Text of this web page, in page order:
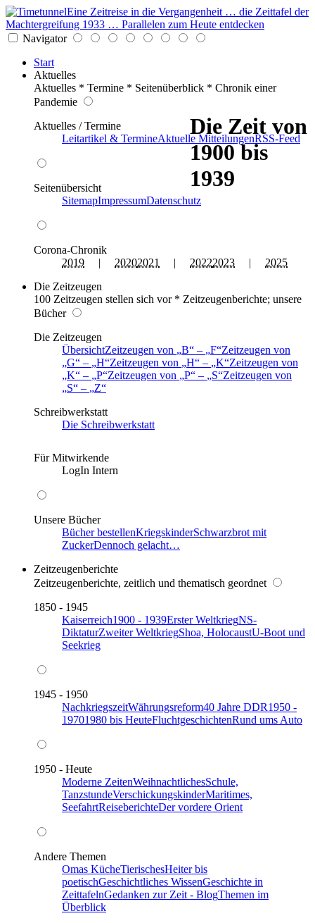
Eine Zeitreise in die Vergangenheit … die Zeittafel der
Machtergreifung 1933 … Parallelen zum Heute entdecken
Navigator
Start
Aktuelles
Aktuelles * Termine * Seitenüberblick * Chronik einer
Pandemie
Aktuelles / Termine
Leitartikel & TermineAktuelle MitteilungenRSS-Feed
Seitenübersicht
SitemapImpressumDatenschutz
Corona-Chronik
2019 | 20202021 | 20222023 | 2025
Die Zeitzeugen
100 Zeitzeugen stellen sich vor * Zeitzeugenberichte; unsere
Bücher
Die Zeitzeugen
ÜbersichtZeitzeugen von B – F Zeitzeugen von
G
– H Zeitzeugen von H – K Zeitzeugen von
K
– P Zeitzeugen von P – S Zeitzeugen von
S
–
Z
Schreibwerkstatt
Die Schreibwerkstatt
Für Mitwirkende
LogIn Intern
Unsere Bücher
Bücher bestellenKriegskinderSchwarzbrot mit
ZuckerDennoch gelacht…
Zeitzeugenberichte
Zeitzeugenberichte, zeitlich und thematisch geordnet
1850 - 1945
Kaiserreich1900 - 1939Erster WeltkriegNS-
DiktaturZweiter WeltkriegShoa, HolocaustU-Boot und
Seekrieg
1945 - 1950
NachkriegszeitWährungsreform40 Jahre DDR1950 -
19701980 bis HeuteFluchtgeschichtenRund ums Auto
1950 - Heute
Moderne ZeitenWeihnachtlichesSchule,
TanzstundeVerschickungskinderMaritimes,
SeefahrtReiseberichteDer vordere Orient
Andere Themen
Omas KücheTierischesHeiter bis
poetischGeschichtliches WissenGeschichte in
ZeittafelnGedanken zur Zeit - BlogThemen im
Überblick
Die Zeit von
1900 bis
1939